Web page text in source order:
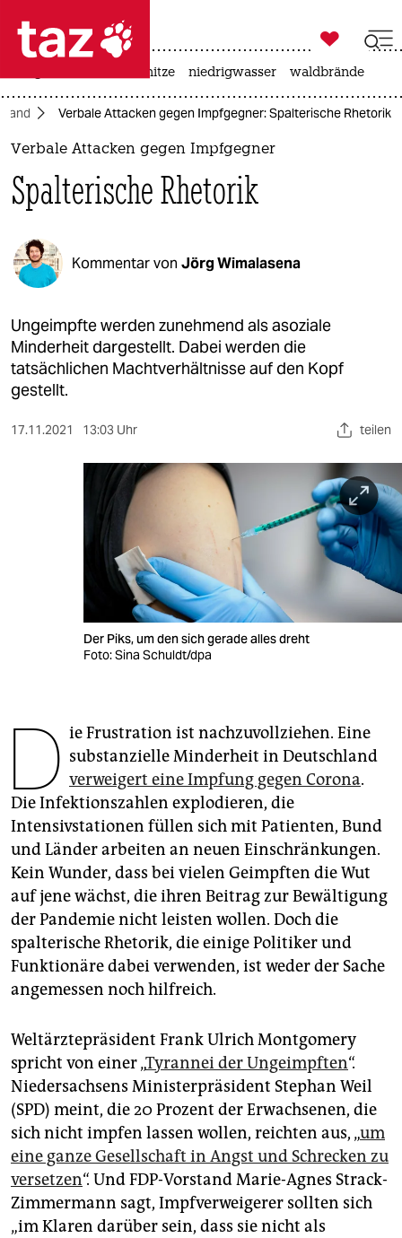
 taz zahl ich
taz zahl ich
politik
öko
gesellschaft
kultur
sport
berlin
veranstaltungen
fragen & hilfe
genossenschaft
epaper login

taz zahl ich
hitze niedrigwasser waldbrände
Verbale Attacken gegen Impfgegner: Spalterische Rhetorik
Verbale Attacken gegen Impfgegner
Spalterische Rhetorik
Kommentar von Jörg Wimalasena
Ungeimpfte werden zunehmend als asoziale
Minderheit dargestellt. Dabei werden die
tatsächlichen Machtverhältnisse auf den Kopf
gestellt.
17.11.2021 13:03 Uhr teilen
Der Piks, um den sich gerade alles dreht
Foto: Sina Schuldt/dpa
D ie Frustration ist nachzuvollziehen. Eine
substanzielle Minderheit in Deutschland
verweigert eine Impfung gegen Corona.
Die Infektionszahlen explodieren, die
Intensivstationen füllen sich mit Patienten, Bund
und Länder arbeiten an neuen Einschränkungen.
Kein Wunder, dass bei vielen Geimpften die Wut
auf jene wächst, die ihren Beitrag zur Bewältigung
der Pandemie nicht leisten wollen. Doch die
spalterische Rhetorik, die einige Politiker und
Funktionäre dabei verwenden, ist weder der Sache
angemessen noch hilfreich.
Weltärztepräsident Frank Ulrich Montgomery
spricht von einer „Tyrannei der Ungeimpften“.
Niedersachsens Ministerpräsident Stephan Weil
(SPD) meint, die 20 Prozent der Erwachsenen, die
sich nicht impfen lassen wollen, reichten aus, „um
eine ganze Gesellschaft in Angst und Schrecken zu
versetzen“. Und FDP-Vorstand Marie-Agnes Strack-
Zimmermann sagt, Impfverweigerer sollten sich
„im Klaren darüber sein, dass sie nicht als